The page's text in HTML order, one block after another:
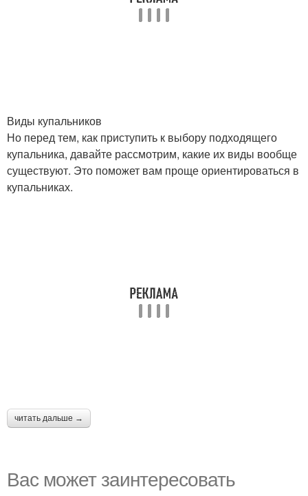
Виды купальников
Но перед тем, как приступить к выбору подходящего
купальника, давайте рассмотрим, какие их виды вообще
существуют. Это поможет вам проще ориентироваться в
купальниках.
читать дальше →
Вас может заинтересовать